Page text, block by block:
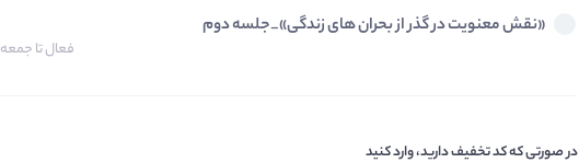
«نقش معنویت در گذر از بحران های زندگی»_جلسه دوم
فعال تا جمعه ۲۹ اسفند ۱۴۰۴ ، ساعت ۲۰:۲۹
در صورتی که کد تخفیف دارید، وارد کنید